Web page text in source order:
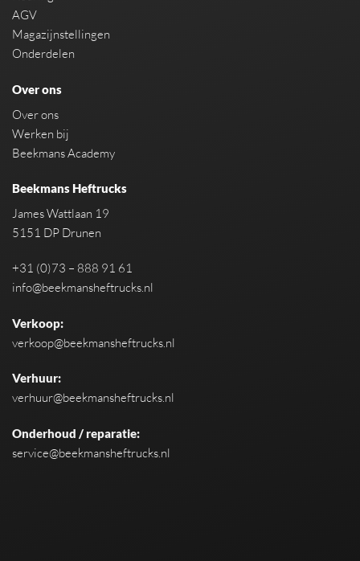
AGV
Magazijnstellingen
Onderdelen
Over ons
Over ons
Werken bij
Beekmans Academy
Beekmans Heftrucks
James Wattlaan 19
5151 DP Drunen
+31 (0)73 – 888 91 61
info@beekmansheftrucks.nl
Verkoop:
verkoop@beekmansheftrucks.nl
Verhuur:
verhuur@beekmansheftrucks.nl
Onderhoud / reparatie:
service@beekmansheftrucks.nl